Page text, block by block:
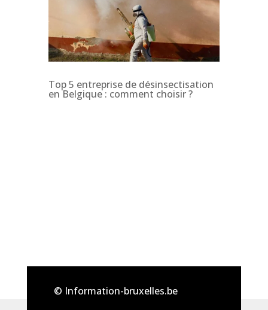
Top 5 entreprise de désinsectisation
en Belgique : comment choisir ?
© Information-bruxelles.be